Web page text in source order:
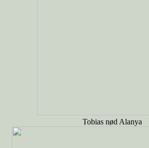
Tobias nød Alanya